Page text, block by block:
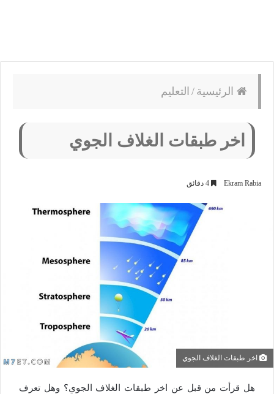
الرئيسية / التعليم
اخر طبقات الغلاف الجوي
Ekram Rabia
اخر طبقات الغلاف الجوي
هل قرأت من قبل عن اخر طبقات الغلاف الجوي؟ وهل تعرف